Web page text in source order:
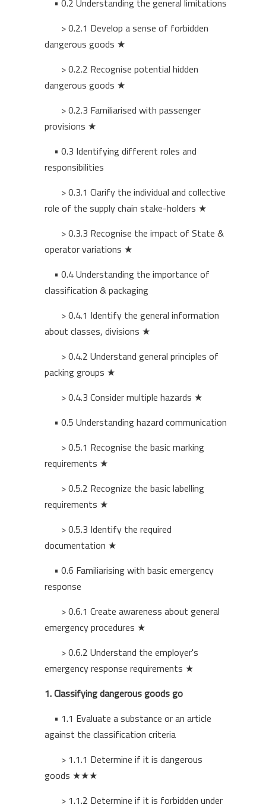
• 0.2 Understanding the general limitations
> 0.2.1 Develop a sense of forbidden
dangerous goods ★
> 0.2.2 Recognise potential hidden
dangerous goods ★
> 0.2.3 Familiarised with passenger
provisions ★
• 0.3 Identifying different roles and
responsibilities
> 0.3.1 Clarify the individual and collective
role of the supply chain stake-holders ★
> 0.3.3 Recognise the impact of State &
operator variations ★
• 0.4Understanding the importance of
classification & packaging
> 0.4.1 Identify the general information
about classes, divisions ★
> 0.4.2 Understand general principles of
packing groups ★
> 0.4.3 Consider multiple hazards ★
• 0.5 Understanding hazard communication
> 0.5.1 Recognise the basic marking
requirements ★
> 0.5.2 Recognize the basic labelling
requirements ★
> 0.5.3 Identify the required
documentation ★
• 0.6 Familiarising with basic emergency
response
> 0.6.1 Create awareness about general
emergency procedures ★
> 0.6.2 Understand the employer's
emergency response requirements ★
1.Classifying dangerous goods go
• 1.1 Evaluate a substance or an article
against the classification criteria
> 1.1.1 Determine if it is dangerous
goods ★★★
> 1.1.2 Determine if it is forbidden under